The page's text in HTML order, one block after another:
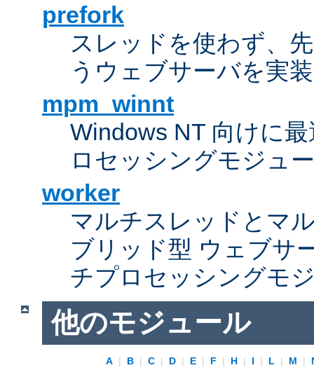
prefork
スレッドを使わず、
うウェブサーバを実装
mpm_winnt
Windows NT 向けに
ロセッシングモジュ
worker
マルチスレッドとマ
ブリッド型 ウェブサ
チプロセッシングモ
他のモジュール
A | B | C | D | E | F | H | I | L | M |